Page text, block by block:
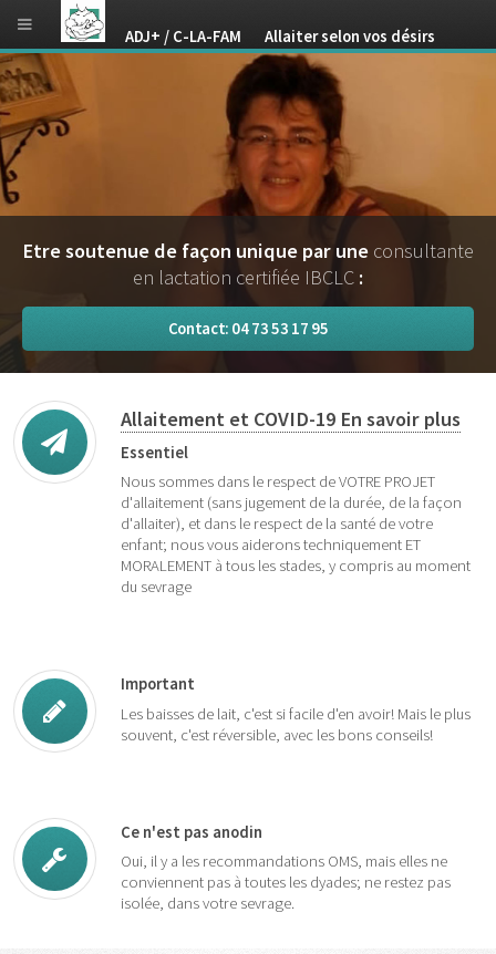
Etre soutenue de façon unique par une consultante
en lactation certifiée IBCLC :
Contact: 04 73 53 17 95
Allaitement et COVID-19 En savoir plus
Essentiel
Nous sommes dans le respect de VOTRE PROJET
d'allaitement (sans jugement de la durée, de la façon
d'allaiter), et dans le respect de la santé de votre
enfant; nous vous aiderons techniquement ET
MORALEMENT à tous les stades, y compris au moment
du sevrage
Important
Les baisses de lait, c'est si facile d'en avoir! Mais le plus
souvent, c'est réversible, avec les bons conseils!
Ce n'est pas anodin
Oui, il y a les recommandations OMS, mais elles ne
conviennent pas à toutes les dyades; ne restez pas
isolée, dans votre sevrage.
ADJ+ / C-LA-FAM Allaiter selon vos désirs